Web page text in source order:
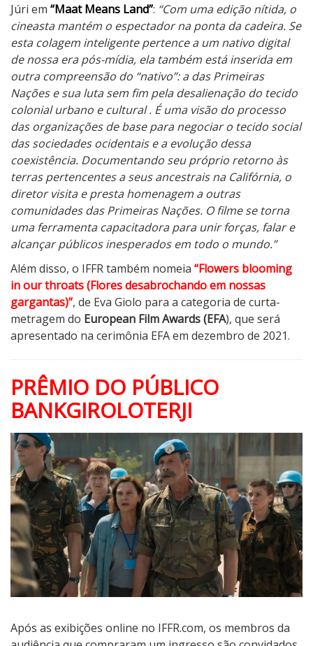
Júri em “Maat Means Land”: “Com uma edição nítida, o
cineasta mantém o espectador na ponta da cadeira. Se
esta colagem inteligente pertence a um nativo digital
de nossa era pós-mídia, ela também está inserida em
outra compreensão do “nativo”: a das Primeiras
Nações e sua luta sem fim pela desalienação do tecido
colonial urbano e cultural . É uma visão do processo
das organizações de base para negociar o tecido social
das sociedades ocidentais e a evolução dessa
coexistência. Documentando seu próprio retorno às
terras pertencentes a seus ancestrais na Califórnia, o
diretor visita e presta homenagem a outras
comunidades das Primeiras Nações. O filme se torna
uma ferramenta capacitadora para unir forças, falar e
alcançar públicos inesperados em todo o mundo.”
Além disso, o IFFR também nomeia “Flowers blooming
in our throats (Flores desabrochando em nossas
gargantas)”, de Eva Giolo para a categoria de curta-
metragem do European Film Awards (EFA), que será
apresentado na cerimônia EFA em dezembro de 2021.
PRÊMIO DO PÚBLICO
BANKGIROLOTERJI
Após as exibições online no IFFR.com, os membros da